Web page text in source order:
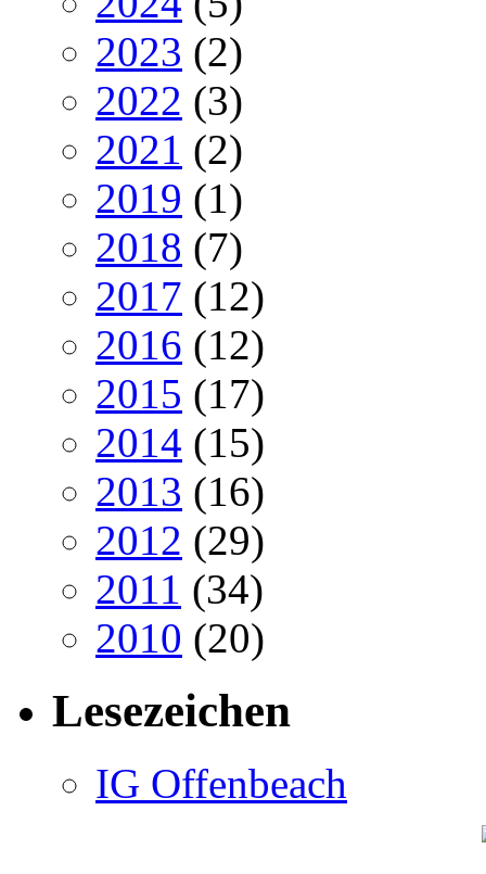
2023 (2)
2022 (3)
2021 (2)
2019 (1)
2018 (7)
2017 (12)
2016 (12)
2015 (17)
2014 (15)
2013 (16)
2012 (29)
2011 (34)
2010 (20)
Lesezeichen
IG Offenbeach